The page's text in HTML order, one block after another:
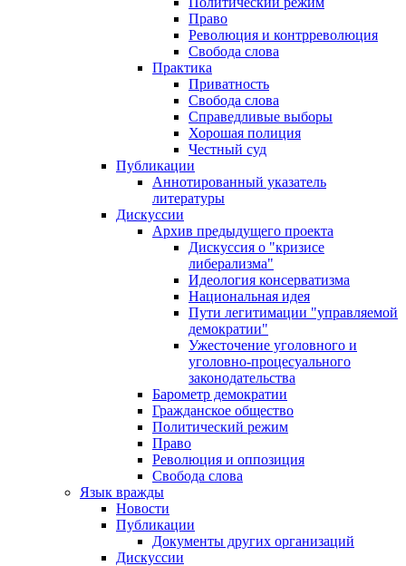
Право
Революция и контрреволюция
Свобода слова
Практика
Приватность
Свобода слова
Справедливые выборы
Хорошая полиция
Честный суд
Публикации
Аннотированный указатель
литературы
Дискуссии
Архив предыдущего проекта
Дискуссия о "кризисе
либерализма"
Идеология консерватизма
Национальная идея
Пути легитимации "управляемой
демократии"
Ужесточение уголовного и
уголовно-процесуального
законодательства
Барометр демократии
Гражданское общество
Политический режим
Право
Революция и оппозиция
Свобода слова
Язык вражды
Новости
Публикации
Документы других организаций
Дискуссии